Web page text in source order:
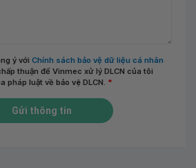
ý với Chính sách bảo vệ dữ liệu cá nhân
thuận để Vinmec xử lý DLCN của tôi
pháp luật về bảo vệ DLCN. *
Gửi thông tin